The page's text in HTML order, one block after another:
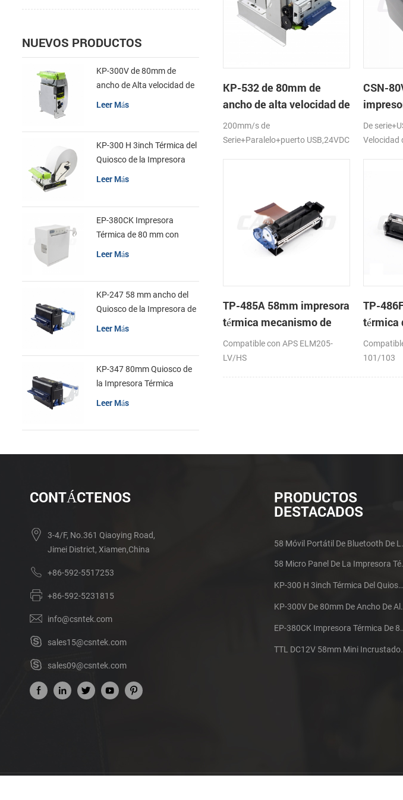
KP-532 de 80mm de
ancho de alta velocidad de
la impresora térmica del
quiosco
200mm/s de
Serie+Paralelo+puerto USB,24VDC
CSN-
De
Velocidad
TP-485A 58mm impresora
térmica mecanismo de
Compatible con APS ELM205-
LV/HS
TP-
térmica
101/103
NUEVOS PRODUCTOS
KP-300V de 80mm de
ancho de Alta velocidad de
la Impresora Térmica del
Leer Más
KP-300 H 3inch Térmica del
Quiosco de la Impresora
Módulo de
Leer Más
EP-380CK Impresora
Térmica de 80 mm con
Leer Más
KP-247 58 mm ancho del
Quiosco de la Impresora de
Leer Más
KP-347 80mm Quiosco de
la Impresora Térmica
Leer Más
CONTÁCTENOS
3-4/F, No.361 Qiaoying Road,
Jimei District, Xiamen,China
+86-592-5517253
+86-592-5231815
info@csntek.com
sales15@csntek.com
sales09@csntek.com
PRODUCTOS
DESTACADOS
58 Móvil
58 Micro Panel
KP-300 H 3inch Térmica Del Quiosco De La Impresora Módulo De
KP-300V De 80mm De
EP-380CK Impresora
TTL DC12V 58mm Mini